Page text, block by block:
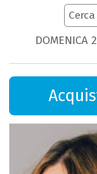
DOMENICA